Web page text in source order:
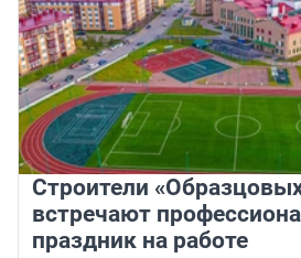
Строители
встречают
праздник на работе